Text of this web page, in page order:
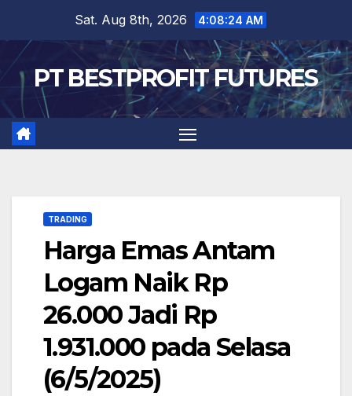
content
Sat. Aug 8th, 2026 4:08:25 AM
PT BESTPROFIT FUTURES
TRADING
Harga Emas Antam
Logam Naik Rp
26.000 Jadi Rp
1.931.000 pada Selasa
(6/5/2025)